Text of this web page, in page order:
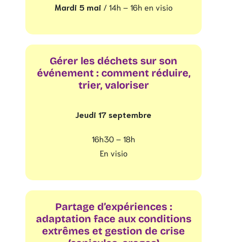
Mardi 5 mai / 14h – 16h en visio
Gérer les déchets sur son
événement : comment réduire,
trier, valoriser
Jeudi 17 septembre
16h30 – 18h
En visio
Partage d’expériences :
adaptation face aux conditions
extrêmes et gestion de crise